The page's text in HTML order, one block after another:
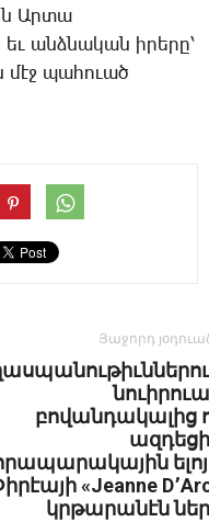
Ար­տա
անձ­նա­կան ի­րե­րը՝
պա­հո­ւած
Յաջորդ
բովանդակալից
«Jeanne
կրթարանէն